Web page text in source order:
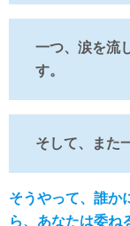
一つ、涙を流
す。
そして、また
そうやって、誰か
ら、あなたは委ね